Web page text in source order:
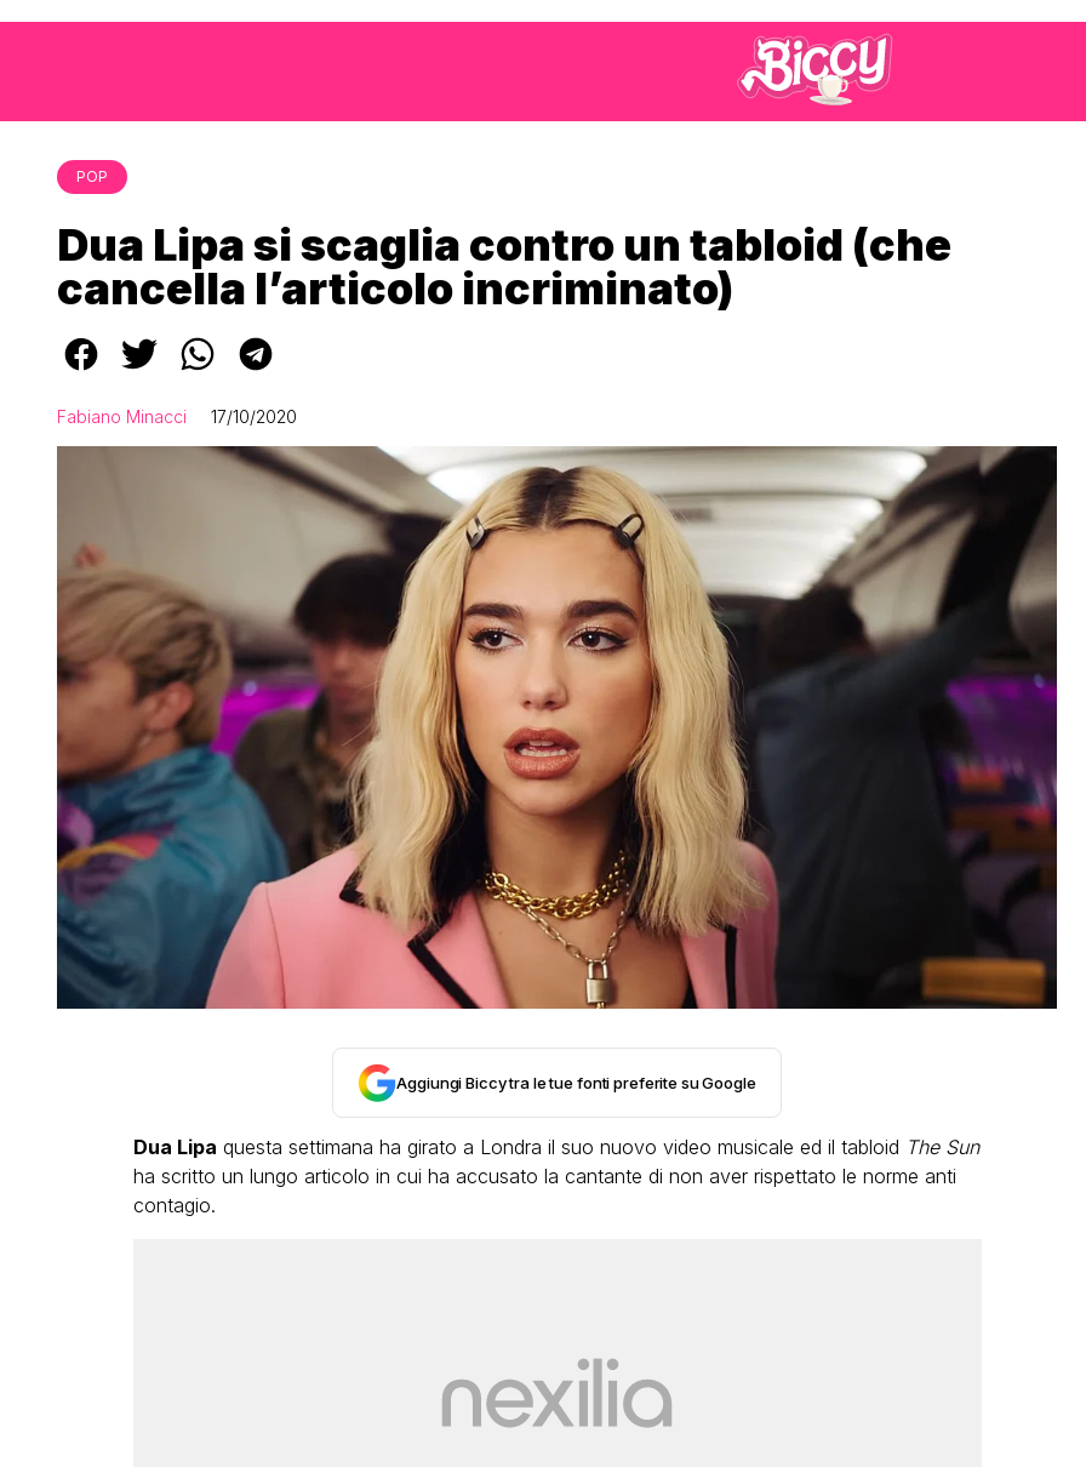
POP
Dua Lipa si scaglia contro un tabloid (che
cancella l’articolo incriminato)
Fabiano Minacci 17/10/2020
Aggiungi Biccy tra le tue fonti preferite su Google
Dua Lipa questa settimana ha girato a Londra il suo nuovo video musicale ed il tabloid The Sun
ha scritto un lungo articolo in cui ha accusato la cantante di non aver rispettato le norme anti
contagio.